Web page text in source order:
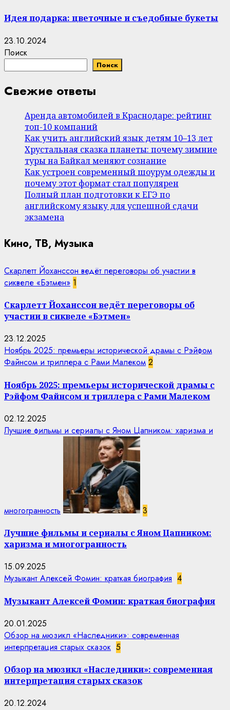
Идея подарка: цветочные и съедобные букеты
23.10.2024
Поиск
Поиск
Свежие ответы
Аренда автомобилей в Краснодаре: рейтинг
топ-10 компаний
Как учить английский язык детям 10–13 лет
Хрустальная сказка планеты: почему зимние
туры на Байкал меняют сознание
Как устроен современный шоурум одежды и
почему этот формат стал популярен
Полный план подготовки к ЕГЭ по
английскому языку для успешной сдачи
экзамена
Кино, ТВ, Музыка
Скарлетт Йоханссон ведёт переговоры об участии в
сиквеле «Бэтмен» 1
Скарлетт Йоханссон ведёт переговоры об
участии в сиквеле «Бэтмен»
23.12.2025
Ноябрь 2025: премьеры исторической драмы с Рэйфом
Файнсом и триллера с Рами Малеком 2
Ноябрь 2025: премьеры исторической драмы с
Рэйфом Файнсом и триллера с Рами Малеком
02.12.2025
Лучшие фильмы и сериалы с Яном Цапником: харизма и
многогранность 3
Лучшие фильмы и сериалы с Яном Цапником:
харизма и многогранность
15.09.2025
Музыкант Алексей Фомин: краткая биография 4
Музыкант Алексей Фомин: краткая биография
20.01.2025
Обзор на мюзикл «Наследники»: современная
интерпретация старых сказок 5
Обзор на мюзикл «Наследники»: современная
интерпретация старых сказок
20.12.2024